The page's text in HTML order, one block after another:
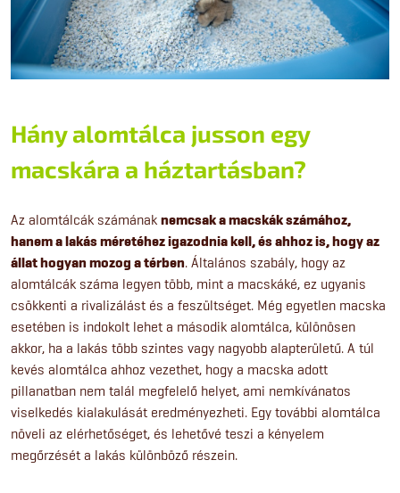
Hány alomtálca jusson egy
macskára a háztartásban?
Az alomtálcák számának nemcsak a macskák számához,
hanem a lakás méretéhez igazodnia kell, és ahhoz is, hogy az
állat hogyan mozog a térben. Általános szabály, hogy az
alomtálcák száma legyen több, mint a macskáké, ez ugyanis
csökkenti a rivalizálást és a feszültséget. Még egyetlen macska
esetében is indokolt lehet a második alomtálca, különösen
akkor, ha a lakás több szintes vagy nagyobb alapterületű. A túl
kevés alomtálca ahhoz vezethet, hogy a macska adott
pillanatban nem talál megfelelő helyet, ami nemkívánatos
viselkedés kialakulását eredményezheti. Egy további alomtálca
növeli az elérhetőséget, és lehetővé teszi a kényelem
megőrzését a lakás különböző részein.